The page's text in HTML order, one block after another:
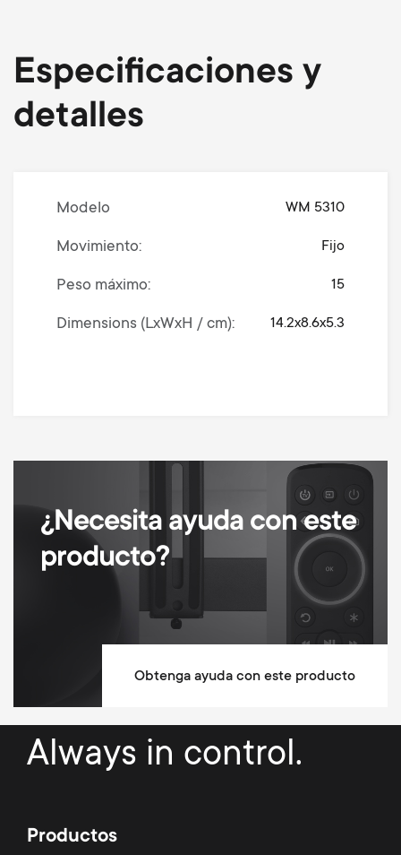
Especificaciones y
detalles
Modelo WM 5310
Movimiento Fijo
Peso máximo 15
Dimensions (LxWxH / cm) 14.2x8.6x5.3
¿Necesita ayuda con este
producto?
Obtenga ayuda con este producto
Always in control.
Productos